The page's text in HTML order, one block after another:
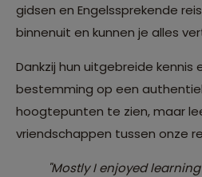
gidsen en Engelssprekende
binnenuit en kunnen je alles
Dankzij hun uitgebreide
bestemming op een
hoogtepunten te zien, maar
vriendschappen tussen onze
"Mostly I enjoyed